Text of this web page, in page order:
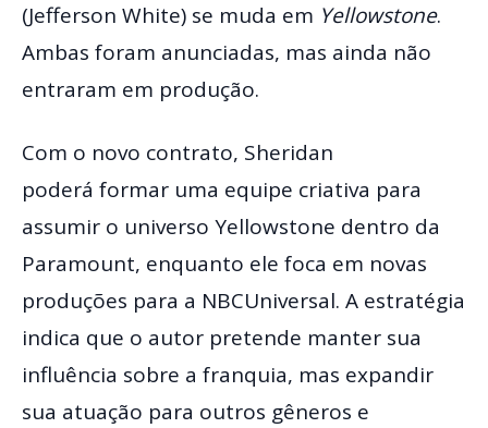
(Jefferson White) se muda em Yellowstone.
Ambas foram anunciadas, mas ainda não
entraram em produção.
Com o novo contrato, Sheridan
poderá formar uma equipe criativa para
assumir o universo Yellowstone dentro da
Paramount, enquanto ele foca em novas
produções para a NBCUniversal. A estratégia
indica que o autor pretende manter sua
influência sobre a franquia, mas expandir
sua atuação para outros gêneros e